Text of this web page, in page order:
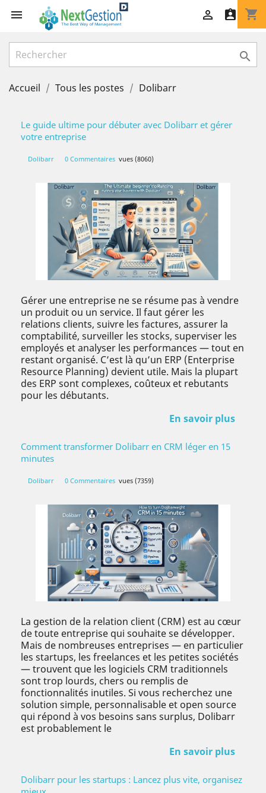
 shopping_cart
 

Accueil Tous les postes Dolibarr
Le guide ultime pour débuter avec Dolibarr et gérer
votre entreprise
Dolibarr 0 Commentaires vues (8060)
Gérer une entreprise ne se résume pas à vendre
un produit ou un service. Il faut gérer les
relations clients, suivre les factures, assurer la
comptabilité, surveiller les stocks, superviser les
employés et analyser les performances — tout en
restant organisé. C’est là qu’un ERP (Enterprise
Resource Planning) devient utile. Mais la plupart
des ERP sont complexes, coûteux et rebutants
pour les débutants.
En savoir plus
Comment transformer Dolibarr en CRM léger en 15
minutes
Dolibarr 0 Commentaires vues (7359)
La gestion de la relation client (CRM) est au cœur
de toute entreprise qui souhaite se développer.
Mais de nombreuses entreprises — en particulier
les startups, les freelances et les petites sociétés
— trouvent que les logiciels CRM traditionnels
sont trop lourds, chers ou remplis de
fonctionnalités inutiles. Si vous recherchez une
solution simple, personnalisable et open source
qui répond à vos besoins sans surplus, Dolibarr
est probablement le
En savoir plus
Dolibarr pour les startups : Lancez plus vite, organisez